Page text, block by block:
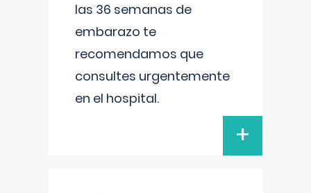
las 36 semanas de
embarazo te
recomendamos que
consultes urgentemente
en el hospital.
+